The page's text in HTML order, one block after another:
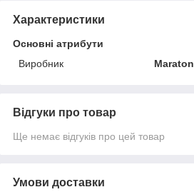
Характеристики
Основні атрибути
Виробник
Maraton
Відгуки про товар
Ще немає відгуків про цей товар
Умови доставки